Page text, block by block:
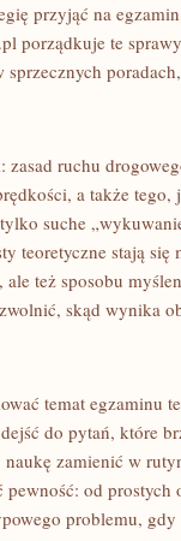
przyjąć na
porządkuje te
ruchu
a także
suche
teoretyczne stają się
też sposobu
skąd wynika
temat egzaminu
do pytań, które
zamienić w
od prostych
problemu, gdy